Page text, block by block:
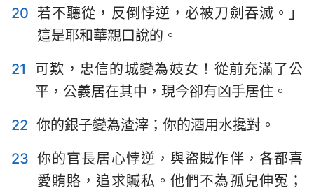
57
58 59 60 61 62
63
20 若不聽從，反倒悖逆，必被刀劍吞滅。」
這是耶和華親口說的。
21
可歎，忠信的城變為妓女！從前充滿了公
平，公義居在其中，現今卻有凶手居住。
22 你的銀子變為渣滓；你的酒用水攙對。
23 你的官長居心悖逆，與盜賊作伴，各都喜
愛賄賂，追求贓私。他們不為孤兒伸冤；